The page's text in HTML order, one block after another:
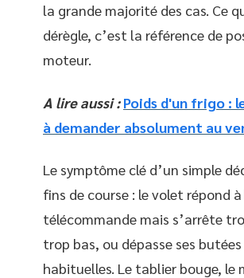
la grande majorité des cas. Ce
dérègle, c’est la référence de
moteur.
A lire aussi : Poids d'un frigo :
à demander absolument au
Le symptôme clé d’un simple
fins de course : le volet répond
télécommande mais s’arrête
trop bas, ou dépasse ses butées
habituelles. Le tablier bouge, le